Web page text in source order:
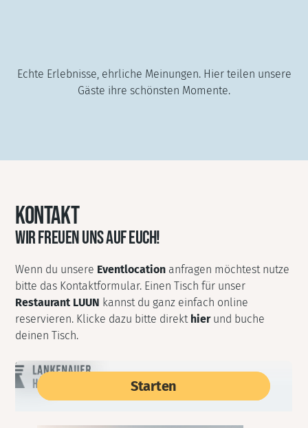
Echte Erlebnisse, ehrliche Meinungen. Hier teilen unsere
Gäste ihre schönsten Momente.
KONTAKT
WIR FREUEN UNS AUF EUCH!
Wenn du unsere Eventlocation anfragen möchtest nutze
bitte das Kontaktformular. Einen Tisch für unser
Restaurant LUUN kannst du ganz einfach online
reservieren. Klicke dazu bitte direkt hierund buche
deinen Tisch.